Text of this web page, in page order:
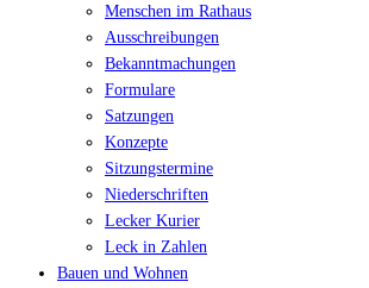
Menschen im Rathaus
Ausschreibungen
Bekanntmachungen
Formulare
Satzungen
Konzepte
Sitzungstermine
Niederschriften
Lecker Kurier
Leck in Zahlen
Bauen und Wohnen